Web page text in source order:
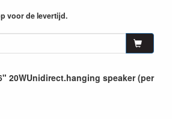
voor de levertijd.
20WUnidirect.hanging speaker (per